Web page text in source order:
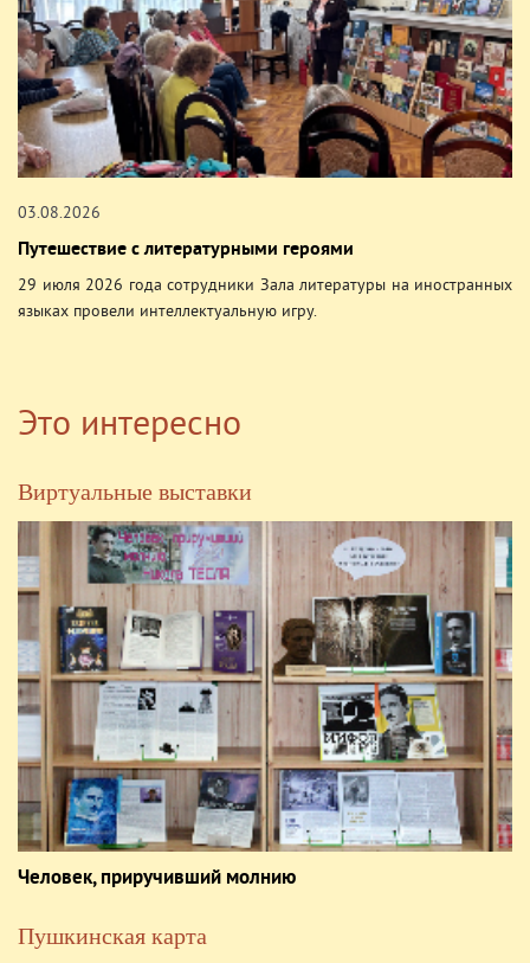
03.08.2026
Путешествие с литературными героями
29 июля 2026 года сотрудники Зала литературы на иностранных
языках провели интеллектуальную игру.
Это интересно
Виртуальные выставки
Человек, приручивший молнию
Пушкинская карта